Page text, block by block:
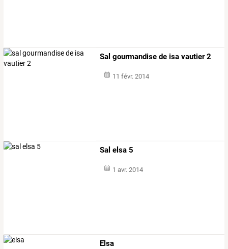
Sal gourmandise de isa vautier 2
11 févr. 2014
Sal elsa 5
1 avr. 2014
Elsa